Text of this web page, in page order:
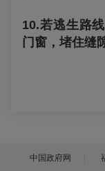
10.若逃生路
门窗，堵住缝
中国政府网